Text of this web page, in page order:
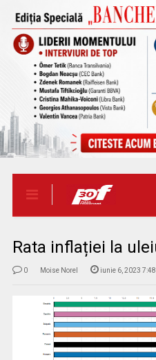
Rata inflației la
0 Moise Norel iunie 6, 2023